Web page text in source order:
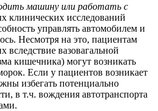
машину или работать с
клинических исследований
управлять автомобилем и
Несмотря на это, пациентам
вследствие вазовагальной
кишечника) могут возникать
Если у пациентов возникает
избегать потенциально
в т.ч. вождения автотранспорта